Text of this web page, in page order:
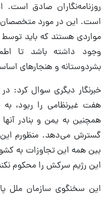
روزنامه‌نگاران صادق است.
است. این در مورد متخصصان
مواردی هستند که باید
وجود داشته باشد تا
بشردوستانه و هنجارهای
خبرنگار دیگری سوال کرد:
هفت غیرنظامی را ربود،
همچنین به یمن و بنادر
گسترش می‌دهد. منظورم این
بین همه این تجاوزات به
این رژیم سرکش را محکوم
این سخنگوی سازمان ملل